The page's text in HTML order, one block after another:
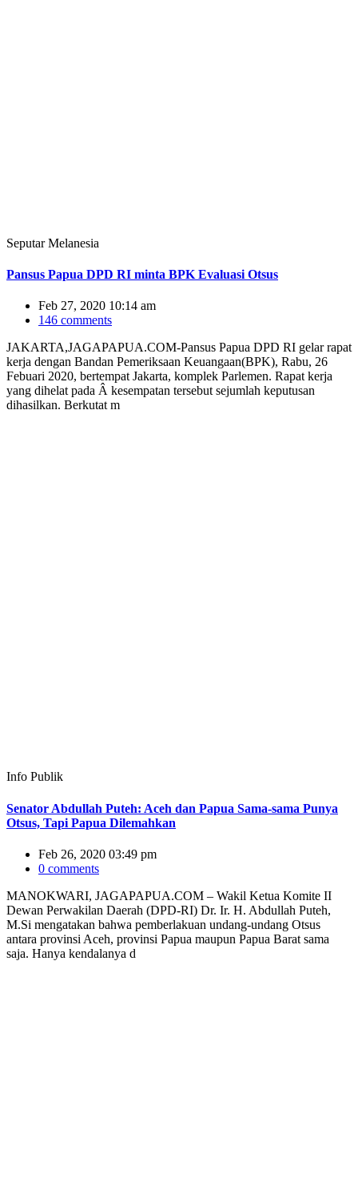
Seputar Melanesia
Pansus Papua DPD RI minta BPK Evaluasi Otsus
Feb 27, 2020 10:14 am
146 comments
JAKARTA,JAGAPAPUA.COM-Pansus Papua DPD RI gelar rapat
kerja dengan Bandan Pemeriksaan Keuangaan(BPK), Rabu, 26
Febuari 2020, bertempat Jakarta, komplek Parlemen. Rapat kerja
yang dihelat pada Â kesempatan tersebut sejumlah keputusan
dihasilkan. Berkutat m
Info Publik
Senator Abdullah Puteh: Aceh dan Papua Sama-sama Punya
Otsus, Tapi Papua Dilemahkan
Feb 26, 2020 03:49 pm
0 comments
MANOKWARI, JAGAPAPUA.COM – Wakil Ketua Komite II
Dewan Perwakilan Daerah (DPD-RI) Dr. Ir. H. Abdullah Puteh,
M.Si mengatakan bahwa pemberlakuan undang-undang Otsus
antara provinsi Aceh, provinsi Papua maupun Papua Barat sama
saja. Hanya kendalanya d